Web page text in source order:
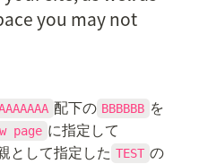
you may not
配下の BBBBBB を
page に指定して
として指定した TEST の